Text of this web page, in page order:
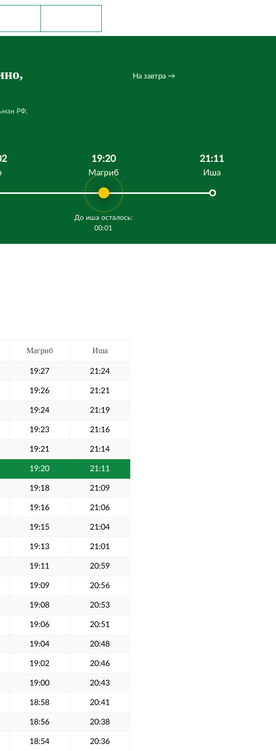
РФ,
На завтра →
19:20
Магриб
До иша осталось:
00:01
21:11
Иша
Магриб Иша
19:27 21:24
19:26 21:21
19:24 21:19
19:23 21:16
19:21 21:14
19:20 21:11
19:18 21:09
19:16 21:06
19:15 21:04
19:13 21:01
19:11 20:59
19:09 20:56
19:08 20:53
19:06 20:51
19:04 20:48
19:02 20:46
19:00 20:43
18:58 20:41
18:56 20:38
18:54 20:36